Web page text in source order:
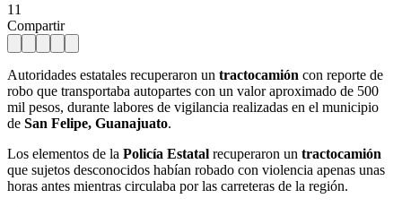
11
Compartir
Autoridades estatales recuperaron un tractocamión con reporte de
robo que transportaba autopartes con un valor aproximado de 500
mil pesos, durante labores de vigilancia realizadas en el municipio
de San Felipe, Guanajuato.
Los elementos de la Policía Estatal recuperaron un tractocamión
que sujetos desconocidos habían robado con violencia apenas unas
horas antes mientras circulaba por las carreteras de la región.